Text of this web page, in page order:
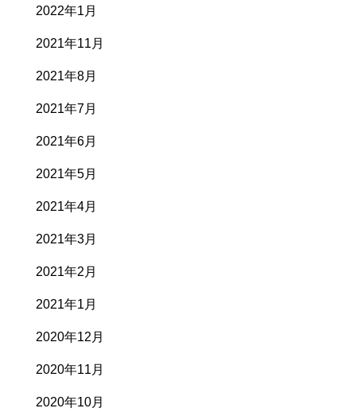
2022年1月
2021年11月
2021年8月
2021年7月
2021年6月
2021年5月
2021年4月
2021年3月
2021年2月
2021年1月
2020年12月
2020年11月
2020年10月